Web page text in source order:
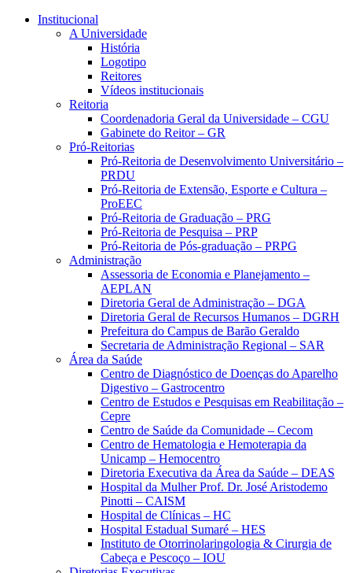
Conteúdo principal
Institucional
A Universidade
História
Logotipo
Reitores
Vídeos institucionais
Reitoria
Coordenadoria Geral da Universidade – CGU
Gabinete do Reitor – GR
Pró-Reitorias
Pró-Reitoria de Desenvolvimento Universitário –
PRDU
Pró-Reitoria de Extensão, Esporte e Cultura –
ProEEC
Pró-Reitoria de Graduação – PRG
Pró-Reitoria de Pesquisa – PRP
Pró-Reitoria de Pós-graduação – PRPG
Administração
Assessoria de Economia e Planejamento –
AEPLAN
Diretoria Geral de Administração – DGA
Diretoria Geral de Recursos Humanos – DGRH
Prefeitura do Campus de Barão Geraldo
Secretaria de Administração Regional – SAR
Área da Saúde
Centro de Diagnóstico de Doenças do Aparelho
Digestivo – Gastrocentro
Centro de Estudos e Pesquisas em Reabilitação –
Cepre
Centro de Saúde da Comunidade – Cecom
Centro de Hematologia e Hemoterapia da
Unicamp – Hemocentro
Diretoria Executiva da Área da Saúde – DEAS
Hospital da Mulher Prof. Dr. José Aristodemo
Pinotti – CAISM
Hospital de Clínicas – HC
Hospital Estadual Sumaré – HES
Instituto de Otorrinolaringologia & Cirurgia de
Cabeça e Pescoço – IOU